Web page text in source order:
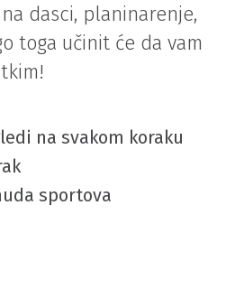
dasci, planinarenje,
toga učinit će da vam
na svakom koraku
sportova